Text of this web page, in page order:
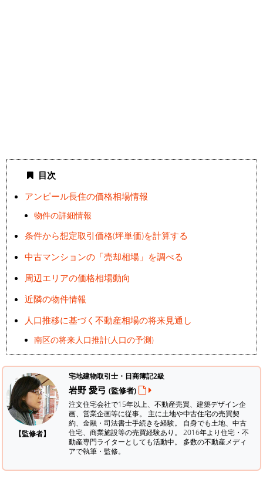
目次
アンピール長住の価格相場情報
物件の詳細情報
条件から想定取引価格(坪単価)を計算する
中古マンションの「売却相場」を調べる
周辺エリアの価格相場動向
近隣の物件情報
人口推移に基づく不動産相場の将来見通し
南区の将来人口推計(人口の予測)
【監修者】
宅地建物取引士・日商簿記2級
岩野 愛弓 (監修者)
注文住宅会社で15年以上、不動産売買、建築デザイン企
画、営業企画等に従事。 主に土地や中古住宅の売買契
約、金融・司法書士手続きを経験。 自身でも土地、中古
住宅、商業施設等の売買経験あり。 2016年より住宅・不
動産専門ライターとしても活動中。 多数の不動産メディ
アで執筆・監修。